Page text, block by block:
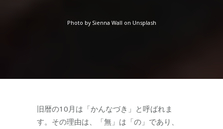
Photo by Sienna Wall on Unsplash
旧暦の10月は「かんなづき」と呼ばれま
す。その理由は、「無」は「の」であり、